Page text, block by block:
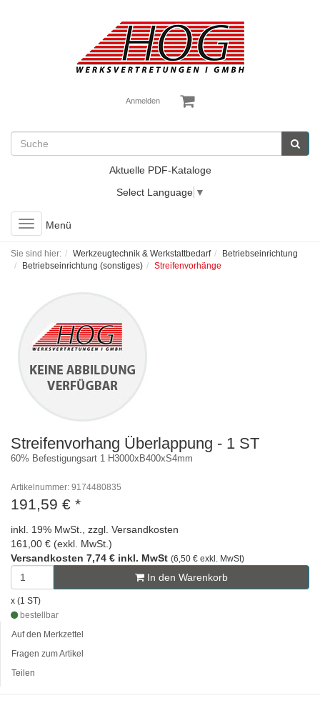
Anmelden
Aktuelle PDF-Kataloge
Select Language ▼
Toggle
navigation
Menü
Sie sind hier: Werkzeugtechnik & Werkstattbedarf
Betriebseinrichtung
Betriebseinrichtung (sonstiges)
Streifenvorhänge
Streifenvorhang Überlappung - 1 ST
60% Befestigungsart 1 H3000xB400xS4mm
Artikelnummer: 9174480835
191,59 € *
inkl. 19% MwSt., zzgl. Versandkosten
161,00 € (exkl. MwSt.)
Versandkosten 7,74 € inkl. MwSt (6,50 € exkl. MwSt)
In den Warenkorb
x (1 ST)
bestellbar
Auf den Merkzettel
Fragen zum Artikel
Teilen